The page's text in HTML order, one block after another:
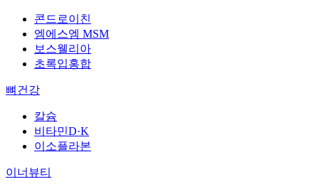
콘드로이친
엠에스엠 MSM
보스웰리아
초록입홍합
뼈건강
칼슘
비타민D·K
이소플라본
이너뷰티